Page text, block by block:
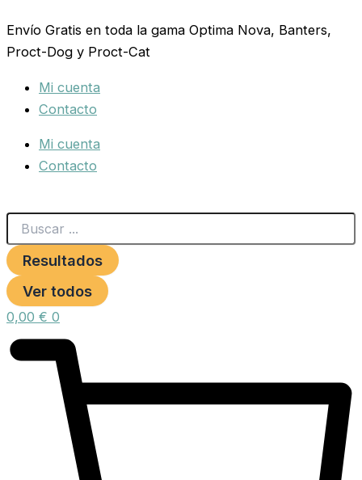
al
contenido
Envío Gratis en toda la gama Optima Nova, Banters,
Proct-Dog y Proct-Cat
Mi cuenta
Contacto
Mi cuenta
Contacto
...
Resultados
Ver todos
0,00 € 0
SCUT
AJUSTABLE
25x450-
MARRON
cantidad